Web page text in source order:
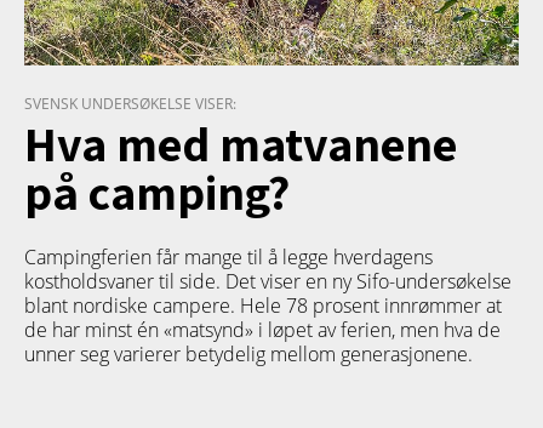
SVENSK UNDERSØKELSE VISER:
Hva med matvanene
på camping?
Campingferien får mange til å legge hverdagens
kostholdsvaner til side. Det viser en ny Sifo-undersøkelse
blant nordiske campere. Hele 78 prosent innrømmer at
de har minst én «matsynd» i løpet av ferien, men hva de
unner seg varierer betydelig mellom generasjonene.